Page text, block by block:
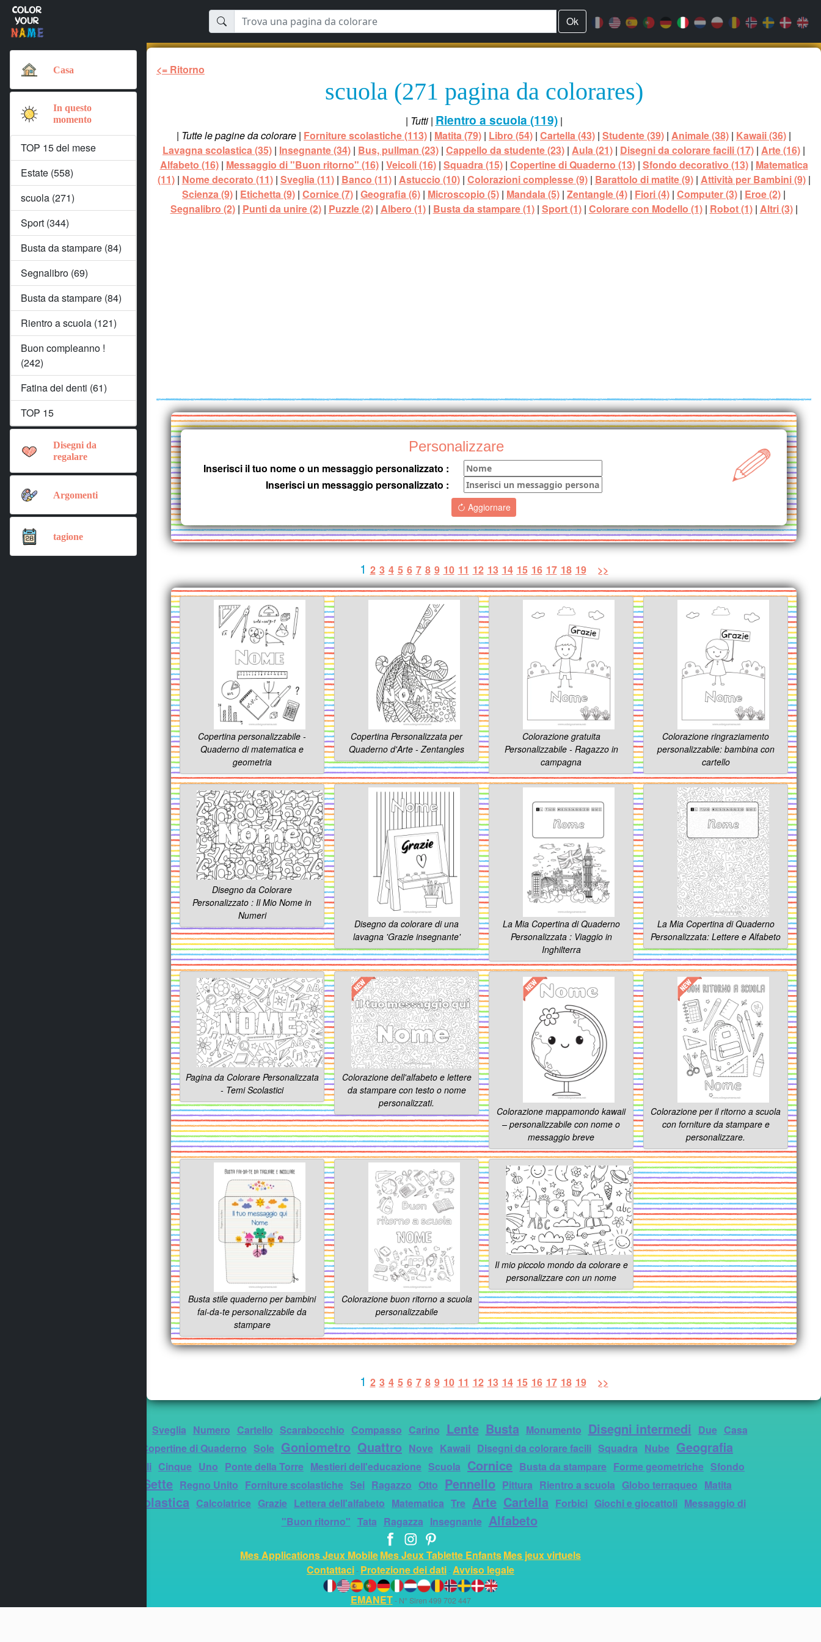
Casa
In questo
momento
TOP 15 del mese
Estate (558)
scuola (271)
Sport (344)
Busta da stampare (84)
Segnalibro (69)
Busta da stampare (84)
Rientro a scuola (121)
Buon compleanno !
(242)
Fatina dei denti (61)
TOP 15
Disegni da
regalare
Argomenti
tagione
Ok
<= Ritorno
scuola (271 pagina da colorares)
| Tutti| Rientro a scuola (119)|
| Tutte le pagine da colorare | Forniture scolastiche (113) | Matita (79) | Libro (54) | Cartella (43) | Studente (39) | Animale (38) | Kawaii (36) |
Lavagna scolastica (35) | Insegnante (34) | Bus, pullman (23) | Cappello da studente (23) | Aula (21) | Disegni da colorare facili (17) | Arte (16) |
Alfabeto (16)| Messaggio di "Buon ritorno" (16)| Veicoli (16)| Squadra (15)| Copertine di Quaderno (13)| Sfondo decorativo (13)| Matematica
(11)| Nome decorato (11)| Sveglia (11)| Banco (11)| Astuccio (10)| Colorazioni complesse (9)| Barattolo di matite (9)| Attività per Bambini (9)|
Scienza (9) | Etichetta (9) | Cornice (7) | Geografia (6) | Microscopio (5) | Mandala (5) | Zentangle (4) | Fiori (4) | Computer (3) | Eroe (2) |
Segnalibro (2)| Punti da unire (2)| Puzzle (2)| Albero (1)| Busta da stampare (1)| Sport (1)| Colorare con Modello (1)| Robot (1)| Altri (3)|
Personalizzare
Inserisci il tuo nome o un messaggio personalizzato :
Inserisci un messaggio personalizzato :
Aggiornare
1 2 3 4 5 6 7 8 9 10 11 12 13 14 15 16 17 18 19 >>
Copertina personalizzabile -
Quaderno di matematica e
geometria
Copertina Personalizzata per
Quaderno d'Arte - Zentangles
Colorazione gratuita
Personalizzabile - Ragazzo in
campagna
Colorazione ringraziamento
personalizzabile: bambina con
cartello
Disegno da Colorare
Personalizzato : Il Mio Nome in
Numeri
Disegno da colorare di una
lavagna 'Grazie insegnante'
La Mia Copertina di Quaderno
Personalizzata : Viaggio in
Inghilterra
La Mia Copertina di Quaderno
Personalizzata: Lettere e Alfabeto
Pagina da Colorare Personalizzata
- Temi Scolastici
Colorazione dell'alfabeto e lettere
da stampare con testo o nome
personalizzati.
Colorazione mappamondo kawaii
– personalizzabile con nome o
messaggio breve
Colorazione per il ritorno a scuola
con forniture da stampare e
personalizzare.
Busta stile quaderno per bambini
fai-da-te personalizzabile da
stampare
Colorazione buon ritorno a scuola
personalizzabile
Il mio piccolo mondo da colorare e
personalizzare con un nome
1 2 3 4 5 6 7 8 9 10 11 12 13 14 15 16 17 18 19 >>
Sveglia Numero Cartello Scarabocchio Compasso Carino Lente Busta Monumento Disegni intermedi Due Casa
Copertine di Quaderno Sole Goniometro Quattro Nove Kawaii Disegni da colorare facili Squadra Nube Geografia
Simboli Cinque Uno Ponte della Torre Mestieri dell'educazione Scuola Cornice Busta da stampare Forme geometriche Sfondo
Sette Regno Unito Forniture scolastiche Sei Ragazzo Otto Pennello Pittura Rientro a scuola Globo terraqueo Matita
Lavagna scolastica Calcolatrice Grazie Lettera dell'alfabeto Matematica Tre Arte Cartella Forbici Giochi e giocattoli Messaggio di
"Buon ritorno" Tata Ragazza Insegnante Alfabeto
Mes Applications Jeux MobileMes Jeux Tablette EnfantsMes jeux virtuels
Contattaci- Protezione dei dati-Avviso legale
EMANET- N° Siren 499 702 447